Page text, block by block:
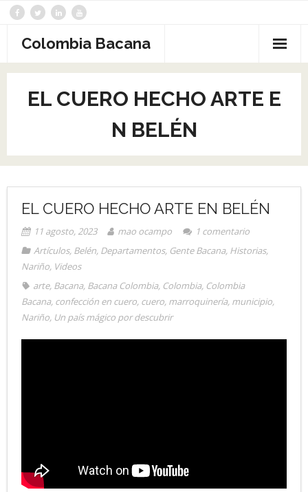
Saltar
contenidoColombia Bacana
EL CUERO HECHO ARTE E
N BELÉN
EL CUERO HECHO ARTE EN BELÉN
11 agosto, 2023 mao ocampo 1 comentario
Artículos, Belén, Departamentos, Gente Bacana, Historias,
Nariño, Videos
arte, Bacana, Bacana Colombia, Colombia, Colombia
Bacana, confección en cuero, cuero, marroquinería, municipio,
Nariño, Un país mágico por descubrir